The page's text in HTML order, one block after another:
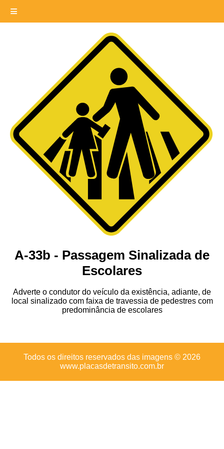
A-33b - Passagem Sinalizada de
Escolares
Adverte o condutor do veículo da existência, adiante, de
local sinalizado com faixa de travessia de pedestres com
predominância de escolares
Todos os direitos reservados das imagens © 2026
www.placasdetransito.com.br